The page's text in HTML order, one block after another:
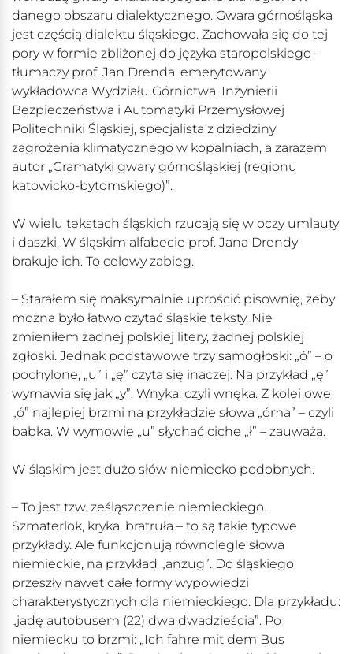
danego obszaru dialektycznego. Gwara górnośląska
jest częścią dialektu śląskiego. Zachowała się do tej
pory w formie zbliżonej do języka staropolskiego –
tłumaczy prof. Jan Drenda, emerytowany
wykładowca Wydziału Górnictwa, Inżynierii
Bezpieczeństwa i Automatyki Przemysłowej
Politechniki Śląskiej, specjalista z dziedziny
zagrożenia klimatycznego w kopalniach, a zarazem
autor „Gramatyki gwary górnośląskiej (regionu
katowicko-bytomskiego)”.
W wielu tekstach śląskich rzucają się w oczy umlauty
i daszki. W śląskim alfabecie prof. Jana Drendy
brakuje ich. To celowy zabieg.
– Starałem się maksymalnie uprościć pisownię, żeby
można było łatwo czytać śląskie teksty. Nie
zmieniłem żadnej polskiej litery, żadnej polskiej
zgłoski. Jednak podstawowe trzy samogłoski: „ó” – o
pochylone, „u” i „ę” czyta się inaczej. Na przykład „ę”
wymawia się jak „y”. Wnyka, czyli wnęka. Z kolei owe
„ó” najlepiej brzmi na przykładzie słowa „óma” – czyli
babka. W wymowie „u” słychać ciche „ł” – zauważa.
W śląskim jest dużo słów niemiecko podobnych.
– To jest tzw. ześląszczenie niemieckiego.
Szmaterlok, kryka, bratruła – to są takie typowe
przykłady. Ale funkcjonują równolegle słowa
niemieckie, na przykład „anzug”. Do śląskiego
przeszły nawet całe formy wypowiedzi
charakterystycznych dla niemieckiego. Dla przykładu:
„jadę autobusem (22) dwa dwadzieścia”. Po
niemiecku to brzmi: „Ich fahre mit dem Bus